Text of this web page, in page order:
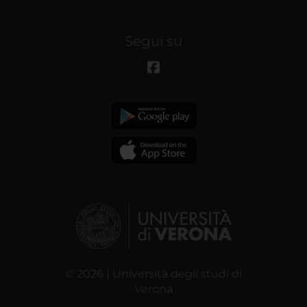
Segui su
© 2026 | Università degli studi di
Verona